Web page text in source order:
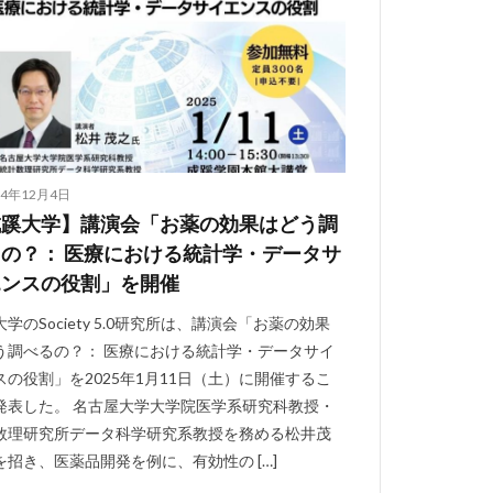
年12月4日
蹊大学】講演会「お薬の効果はどう調
？： 医療における統計学・データサ
スの役割」を開催
学のSociety 5.0研究所は、講演会「お薬の効果
調べるの？： 医療における統計学・データサイ
の役割」を2025年1月11日（土）に開催するこ
表した。 名古屋大学大学院医学系研究科教授・
理研究所データ科学研究系教授を務める松井茂
招き、医薬品開発を例に、有効性の […]